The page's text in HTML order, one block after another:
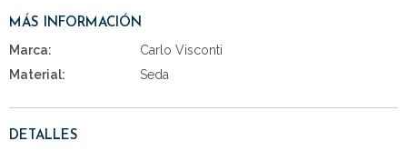
MÁS INFORMACIÓN
Marca:
Carlo Visconti
Material:
Seda
DETALLES